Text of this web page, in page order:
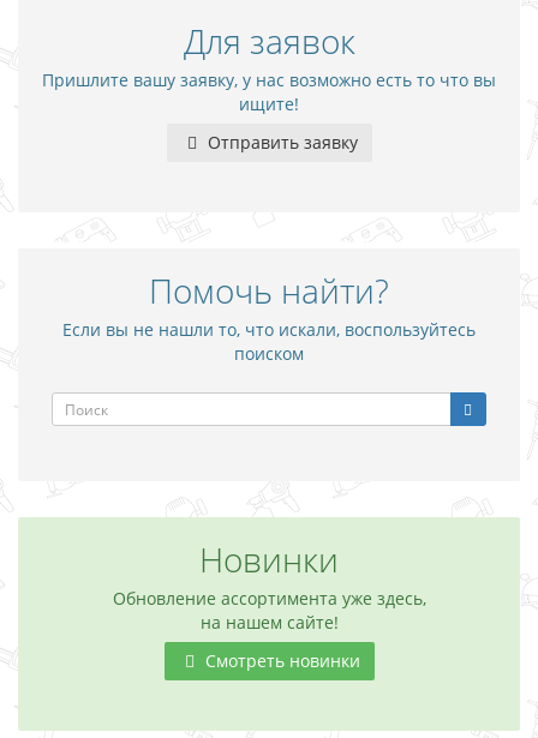
Для заявок
Пришлите вашу заявку, у нас возможно есть то что вы
ищите!
Отправить заявку
Помочь найти?
Если вы не нашли то, что искали, воспользуйтесь
поиском
Новинки
Обновление ассортимента уже здесь,
на нашем сайте!
Смотреть новинки